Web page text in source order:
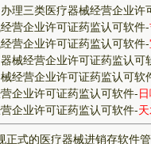
办理三类医疗器械经营企业许
营企业许可证药监认可软件-
营企业许可证药监认可软件-
械经营企业许可证药监认可
经营企业许可证药监认可软
企业许可证药监认可软件-
企业许可证药监认可软件-
正式的医疗器械进销存软件